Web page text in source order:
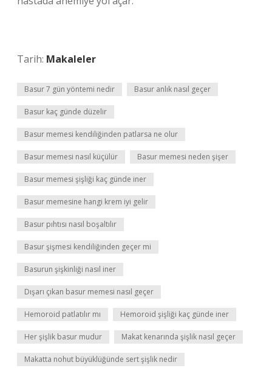
Tarih: Makaleler
Basur 7 gün yöntemi nedir Basur anlık nasıl geçer
Basur kaç günde düzelir
Basur memesi kendiliğinden patlarsa ne olur
Basur memesi nasıl küçülür Basur memesi neden şişer
Basur memesi şişliği kaç günde iner
Basur memesine hangi krem iyi gelir
Basur pıhtısı nasıl boşaltılır
Basur şişmesi kendiliğinden geçer mi
Basurun şişkinliği nasıl iner
Dışarı çıkan basur memesi nasıl geçer
Hemoroid patlatılır mı Hemoroid şişliği kaç günde iner
Her şişlik basur mudur Makat kenarında şişlik nasıl geçer
Makatta nohut büyüklüğünde sert şişlik nedir